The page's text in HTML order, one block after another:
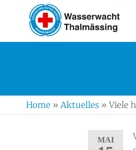
Home » Aktuelles »Viele
MAI